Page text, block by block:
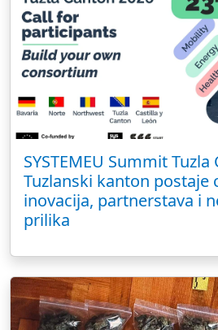
SYSTEMEU Summit
Tuzlanski kanton postaje
inovacija, partnerstava i
prilika